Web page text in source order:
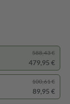
588,43 €
479,95 €
100,61 €
89,95 €